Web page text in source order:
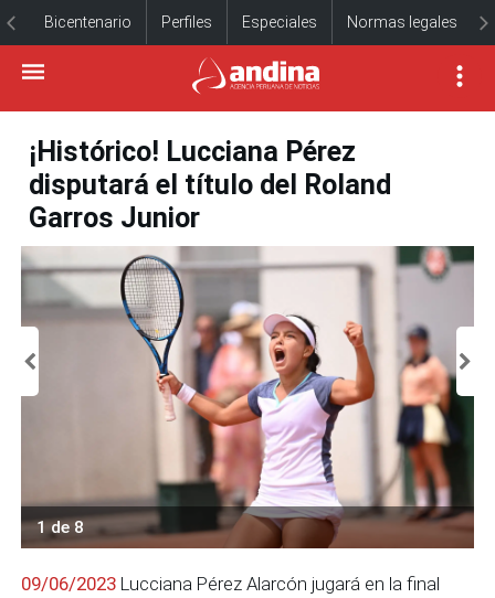
Bicentenario Perfiles Especiales Normas legales
¡Histórico! Lucciana Pérez
disputará el título del Roland
Garros Junior
1 de 8
09/06/2023 Lucciana Pérez Alarcón jugará en la final